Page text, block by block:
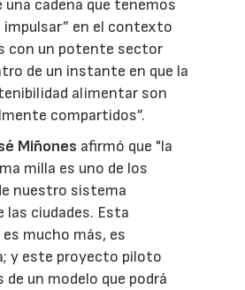
cadena que tenemos
impulsar” en el contexto
con un potente sector
de un instante en que la
alimentar son
compartidos”.
Miñones afirmó que "la
milla es uno de los
nuestro sistema
las ciudades. Esta
mucho más, es
y este proyecto piloto
de un modelo que podrá